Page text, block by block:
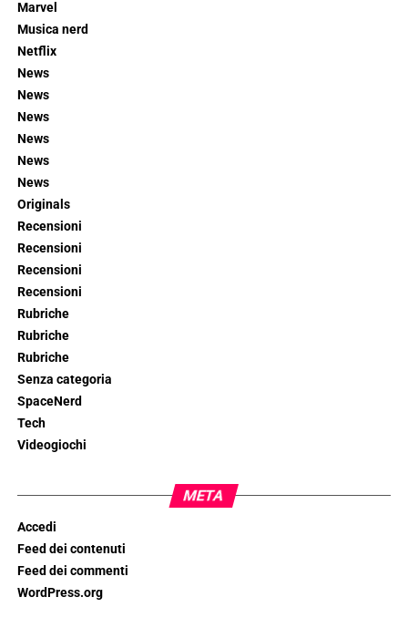
Marvel
Musica nerd
Netflix
News
News
News
News
News
News
Originals
Recensioni
Recensioni
Recensioni
Recensioni
Rubriche
Rubriche
Rubriche
Senza categoria
SpaceNerd
Tech
Videogiochi
META
Accedi
Feed dei contenuti
Feed dei commenti
WordPress.org